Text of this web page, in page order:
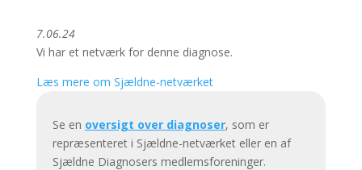
7.06.24
Vi har et netværk for denne diagnose.
Læs mere om Sjældne-netværket
Se en oversigt over diagnoser, som er
repræsenteret i Sjældne-netværket eller en af
Sjældne Diagnosers medlemsforeninger.